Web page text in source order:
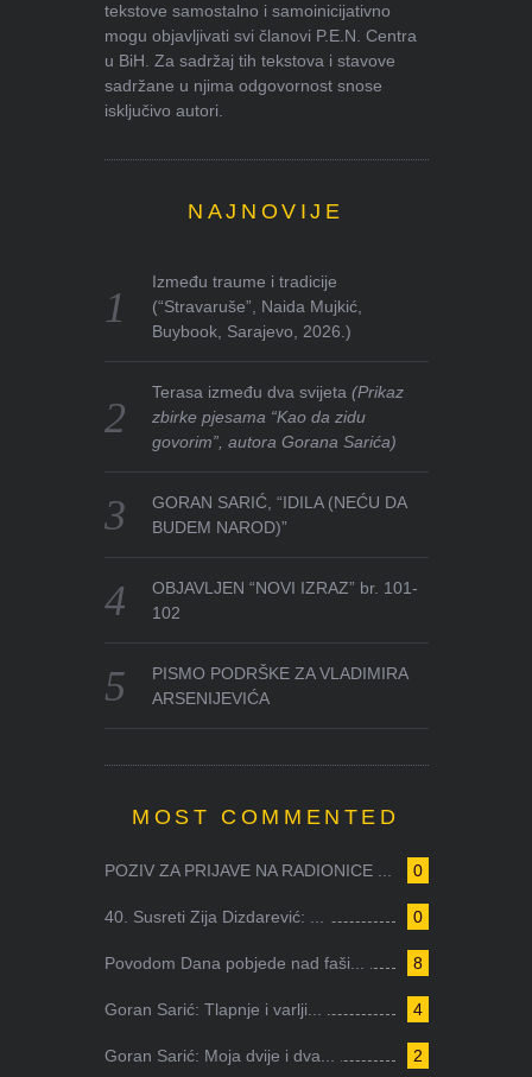
tekstove samostalno i samoinicijativno
mogu objavljivati svi članovi P.E.N. Centra
u BiH. Za sadržaj tih tekstova i stavove
sadržane u njima odgovornost snose
isključivo autori.
NAJNOVIJE
Između traume i tradicije
(“Stravaruše”, Naida Mujkić,
Buybook, Sarajevo, 2026.)
Terasa između dva svijeta(Prikaz
zbirke pjesama “Kao da zidu
govorim”, autora Gorana Sarića)
GORAN SARIĆ, “IDILA (NEĆU DA
BUDEM NAROD)”
OBJAVLJEN “NOVI IZRAZ” br. 101-
102
PISMO PODRŠKE ZA VLADIMIRA
ARSENIJEVIĆA
MOST COMMENTED
0
POZIV ZA PRIJAVE NA RADIONICE ...
0
40. Susreti Zija Dizdarević: ...
8
Povodom Dana pobjede nad faši...
4
Goran Sarić: Tlapnje i varlji...
2
Goran Sarić: Moja dvije i dva...